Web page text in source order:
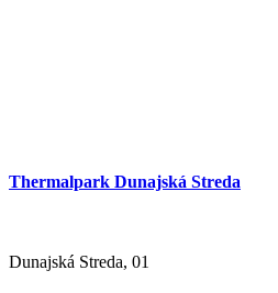
Cultural event
Thermalpark Dunajská Streda
Dunajská Streda, 01